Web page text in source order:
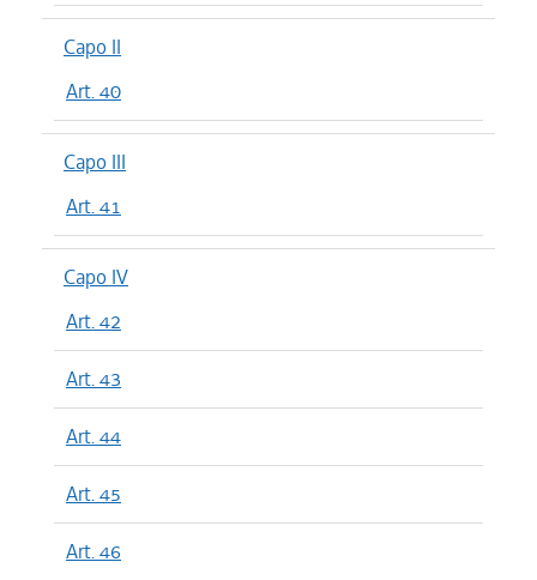
Capo II
Art. 40
Capo III
Art. 41
Capo IV
Art. 42
Art. 43
Art. 44
Art. 45
Art. 46